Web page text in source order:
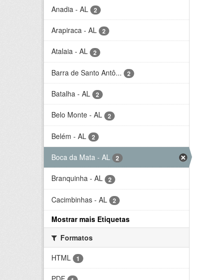
Anadia - AL
2
Arapiraca - AL 2
Atalaia - AL 2
Barra de Santo Antô... 2
Batalha - AL 2
Belo Monte - AL 2
Belém - AL 2
Boca da Mata - AL 2
Branquinha - AL 2
Cacimbinhas - AL 2
Mostrar mais Etiquetas
Formatos
HTML
1